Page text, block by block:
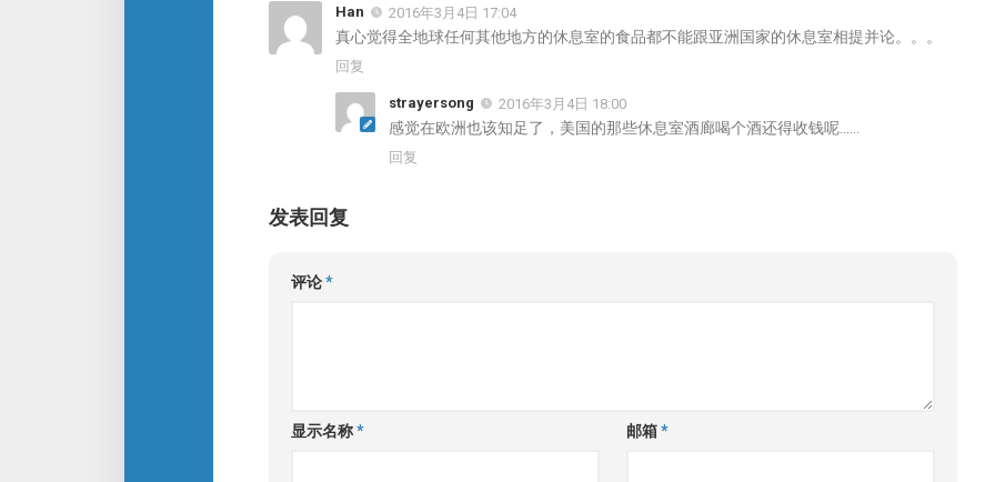
Han 2016年3月4日 17:04
真心觉得全地球任何其他地方的休息室的食品都不能跟亚洲国家的休息室相提并论。。。
回复
strayersong 2016年3月4日 18:00
感觉在欧洲也该知足了，美国的那些休息室酒廊喝个酒还得收钱呢……
回复
发表回复
评论*
显示名称* 邮箱*